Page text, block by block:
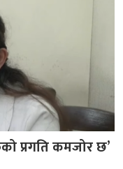
प्रगति कमजोर छ’